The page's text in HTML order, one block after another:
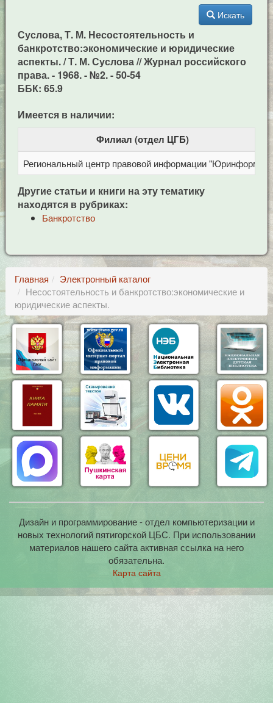
Искать
Суслова, Т. М. Несостоятельность и
банкротство:экономические и юридические
аспекты. / Т. М. Суслова // Журнал российского
права. - 1968. - №2. - 50-54
ББК: 65.9
Имеется в наличии:
Филиал (отдел ЦГБ)
Региональный центр правовой информации "Юринформ"
Другие статьи и книги на эту тематику
находятся в рубриках:
Банкротство
Главная
Электронный каталог
Несостоятельность и банкротство:экономические и
юридические аспекты.
Дизайн и программирование - отдел компьютеризации и
новых технологий пятигорской ЦБС. При использовании
материалов нашего сайта активная ссылка на него
обязательна.
Карта сайта